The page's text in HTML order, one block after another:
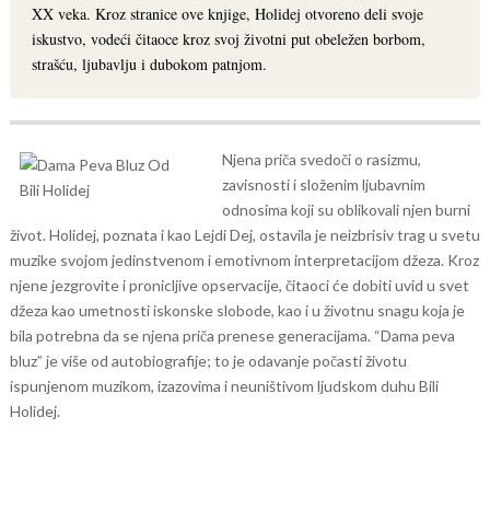
XX veka. Kroz stranice ove knjige, Holidej otvoreno deli svoje
iskustvo, vodeći čitaoce kroz svoj životni put obeležen borbom,
strašću, ljubavlju i dubokom patnjom.
Njena priča svedoči o rasizmu,
zavisnosti i složenim ljubavnim
odnosima koji su oblikovali njen burni
život. Holidej, poznata i kao Lejdi Dej, ostavila je neizbrisiv trag u svetu
muzike svojom jedinstvenom i emotivnom interpretacijom džeza. Kroz
njene jezgrovite i pronicljive opservacije, čitaoci će dobiti uvid u svet
džeza kao umetnosti iskonske slobode, kao i u životnu snagu koja je
bila potrebna da se njena priča prenese generacijama. “Dama peva
bluz” je više od autobiografije; to je odavanje počasti životu
ispunjenom muzikom, izazovima i neuništivom ljudskom duhu Bili
Holidej.